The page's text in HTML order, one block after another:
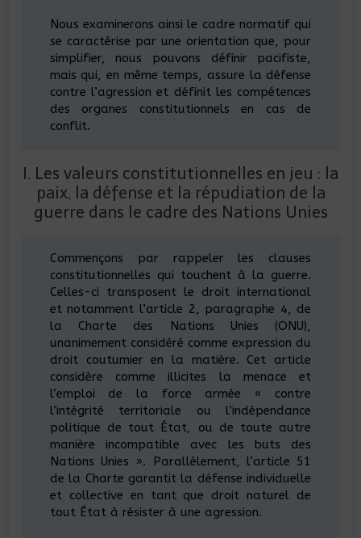
Nous examinerons ainsi le cadre normatif qui
se caractérise par une orientation que, pour
simplifier, nous pouvons définir pacifiste,
mais qui, en même temps, assure la défense
contre l’agression et définit les compétences
des organes constitutionnels en cas de
conflit.
I. Les valeurs constitutionnelles en jeu : la
paix, la défense et la répudiation de la
guerre dans le cadre des Nations Unies
Commençons par rappeler les clauses
constitutionnelles qui touchent à la guerre.
Celles-ci transposent le droit international
et notamment l’article 2, paragraphe 4, de
la Charte des Nations Unies (ONU),
unanimement considéré comme expression du
droit coutumier en la matière. Cet article
considère comme illicites la menace et
l’emploi de la force armée « contre
l’intégrité territoriale ou l’indépendance
politique de tout État, ou de toute autre
manière incompatible avec les buts des
Nations Unies ». Parallèlement, l’article 51
de la Charte garantit la défense individuelle
et collective en tant que droit naturel de
tout État à résister à une agression.